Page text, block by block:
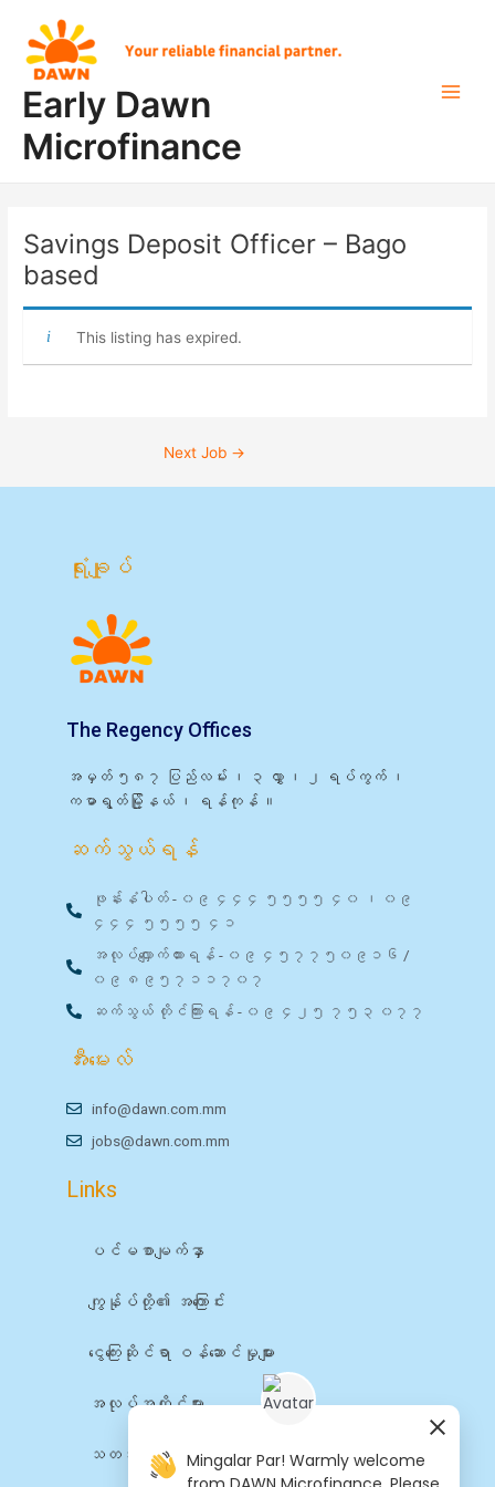
content
Early Dawn
Microfinance
Savings Deposit Officer – Bago
based
This listing has expired.
navigation
Next Job →
ရုံးချုပ်
The Regency Offices
အမှတ် ၅၈၇ ပြည်လမ်း ၊ ၃ လွှာ ၊ ၂ ရပ်ကွက် ၊
ကမာရွတ်မြို့နယ် ၊ ရန်ကုန် ။
ဆက်သွယ်ရန်
ဖုန်းနံပါတ် - ၀၉ ၄၄၄ ၅၅၅၅ ၄၀ ၊ ၀၉
၄၄၄ ၅၅၅၅ ၄၁
အလုပ်လျှောက်ထားရန် - ၀၉ ၄၅၇၇၅၀၉၁၆ /
၀၉ ၈၉၅၇၁၁၇၀၇
ဆက်သွယ် တိုင်ကြားရန် - ၀၉ ၄၂၅ ၇၅၃ ၀၇၇
အီးမေးလ်
info@dawn.com.mm
jobs@dawn.com.mm
Links
ပင်မစာမျက်နှာ
ကျွန်ုပ်တို့၏ အကြောင်း
ငွေကြေးဆိုင်ရာ ဝန်ဆောင်မှုများ
အလုပ်အကိုင်များ
သတင်း
Mingalar Par! Warmly welcome